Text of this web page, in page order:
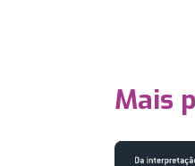
Mais